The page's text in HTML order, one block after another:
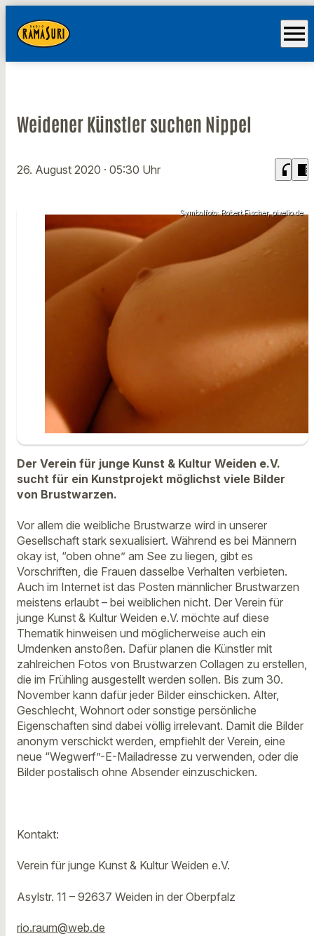
menu
Weidener Künstler suchen Nippel
26. August 2020 · 05:30 Uhr headphones chrome_reader_mode
Symbolfoto: Robert Fischer, pixelio.de
Der Verein für junge Kunst & Kultur Weiden e.V.
sucht für ein Kunstprojekt möglichst viele Bilder
von Brustwarzen.
Vor allem die weibliche Brustwarze wird in unserer
Gesellschaft stark sexualisiert. Während es bei Männern
okay ist, “oben ohne” am See zu liegen, gibt es
Vorschriften, die Frauen dasselbe Verhalten verbieten.
Auch im Internet ist das Posten männlicher Brustwarzen
meistens erlaubt – bei weiblichen nicht. Der Verein für
junge Kunst & Kultur Weiden e.V. möchte auf diese
Thematik hinweisen und möglicherweise auch ein
Umdenken anstoßen. Dafür planen die Künstler mit
zahlreichen Fotos von Brustwarzen Collagen zu erstellen,
die im Frühling ausgestellt werden sollen. Bis zum 30.
November kann dafür jeder Bilder einschicken. Alter,
Geschlecht, Wohnort oder sonstige persönliche
Eigenschaften sind dabei völlig irrelevant. Damit die Bilder
anonym verschickt werden, empfiehlt der Verein, eine
neue “Wegwerf”-E-Mailadresse zu verwenden, oder die
Bilder postalisch ohne Absender einzuschicken.
Kontakt:
Verein für junge Kunst & Kultur Weiden e.V.
Asylstr. 11 – 92637 Weiden in der Oberpfalz
rio.raum@web.de